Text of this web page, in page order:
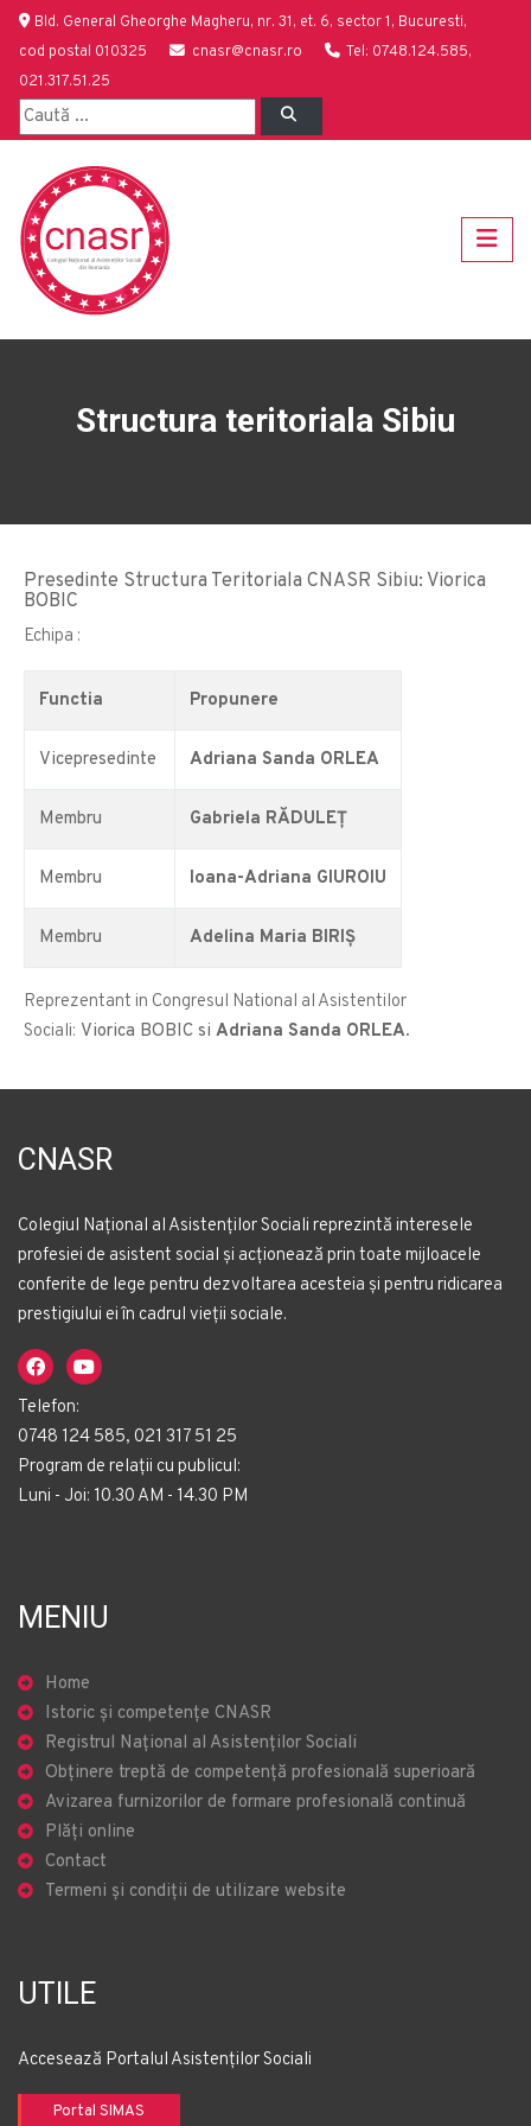
Bld. General Gheorghe Magheru, nr. 31, et. 6, sector 1, Bucuresti,
cod postal 010325
cnasr@cnasr.ro
Tel: 0748.124.585,
021.317.51.25
Structura teritoriala Sibiu
Presedinte Structura Teritoriala CNASR Sibiu: Viorica
BOBIC
Echipa :
Functia Propunere
Vicepresedinte Adriana Sanda ORLEA
Membru Gabriela RĂDULEȚ
Membru Ioana-Adriana GIUROIU
Membru Adelina Maria BIRIȘ
Reprezentant in Congresul National al Asistentilor
Sociali: Viorica BOBIC si Adriana Sanda ORLEA.
CNASR
Colegiul Național al Asistenților Sociali reprezintă interesele
profesiei de asistent social și acționează prin toate mijloacele
conferite de lege pentru dezvoltarea acesteia și pentru ridicarea
prestigiului ei în cadrul vieții sociale.
Telefon:
0748 124 585, 021 317 51 25
Program de relații cu publicul:
Luni - Joi: 10.30 AM - 14.30 PM
MENIU
Home
Istoric și competențe CNASR
Registrul Național al Asistenților Sociali
Obținere treptă de competență profesională superioară
Avizarea furnizorilor de formare profesională continuă
Plăți online
Contact
Termeni și condiții de utilizare website
UTILE
Accesează Portalul Asistenților Sociali
Portal SIMAS